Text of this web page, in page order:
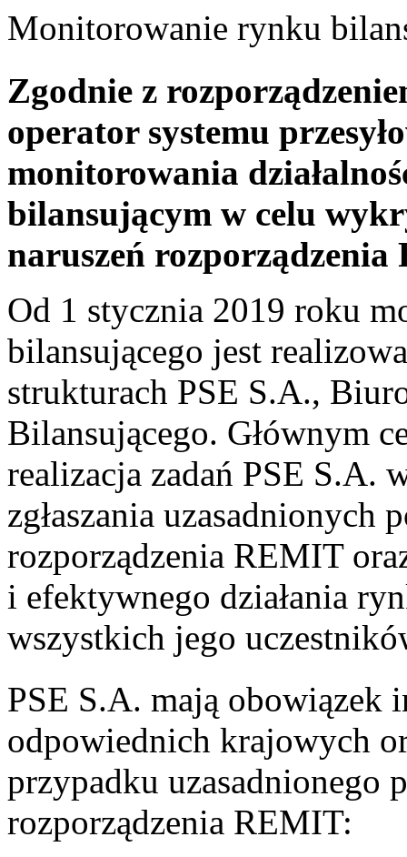
Monitorowanie rynku
Zgodnie z
operator systemu
monitorowania
bilansującym w celu
naruszeń
Od 1 stycznia 2019 roku
bilansującego jest
strukturach PSE S.A.,
Bilansującego. Głównym
realizacja zadań PSE S.A.
zgłaszania uzasadnionych
rozporządzenia REMIT
i efektywnego działania
wszystkich jego
PSE S.A. mają obowiązek
odpowiednich krajowych
przypadku uzasadnionego
rozporządzenia REMIT: